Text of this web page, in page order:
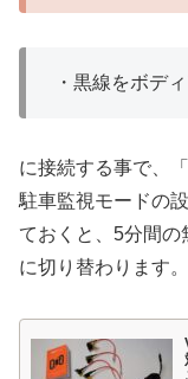
・黒線をボデ
に接続する事で、
駐車監視モードの
ておくと、5分間の
に切り替わります。